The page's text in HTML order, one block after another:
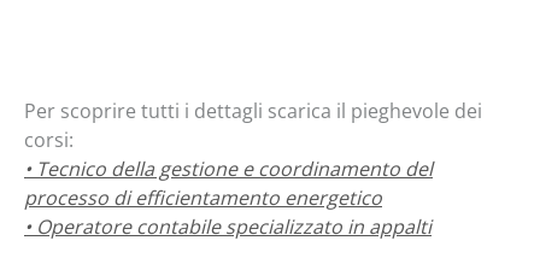
Per scoprire tutti i dettagli scarica il pieghevole dei
corsi:
• Tecnico della gestione e coordinamento del
processo di efficientamento energetico
• Operatore contabile specializzato in appalti